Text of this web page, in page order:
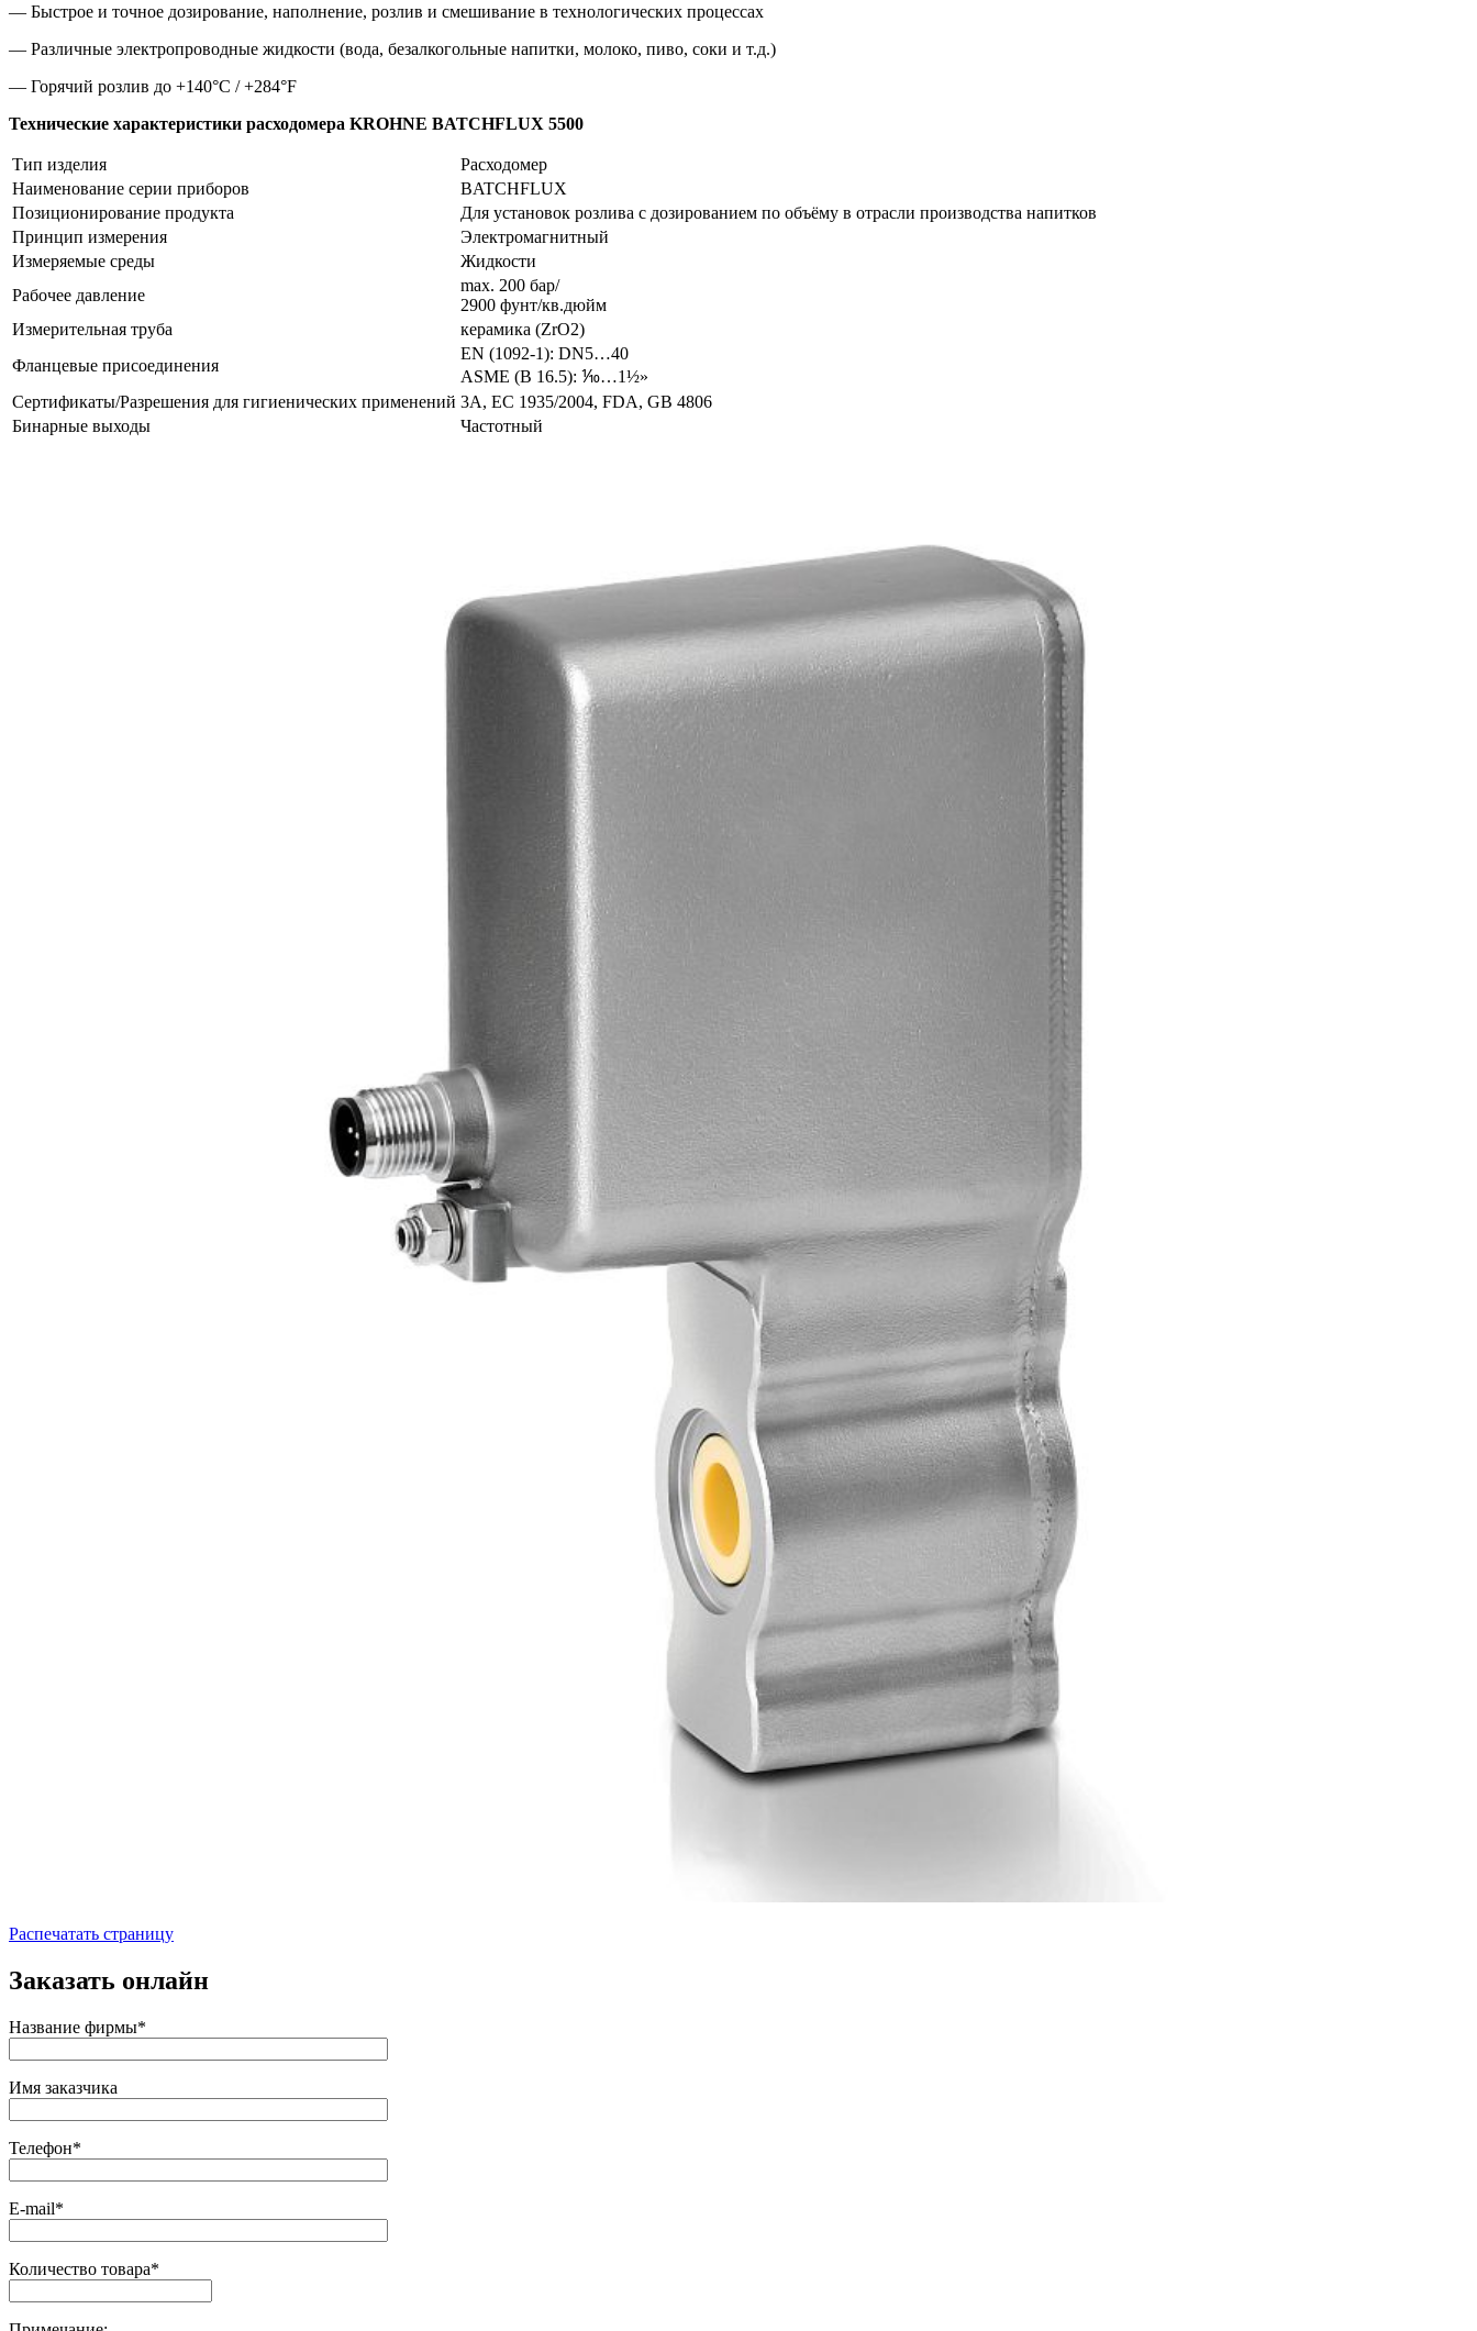
— Быстрое и точное дозирование, наполнение, розлив и смешивание в технологических процессах
— Различные электропроводные жидкости (вода, безалкогольные напитки, молоко, пиво, соки и т.д.)
— Горячий розлив до +140°C / +284°F
Технические характеристики расходомера KROHNE BATCHFLUX 5500
Тип изделия
Расходомер
Наименование серии приборов
BATCHFLUX
Позиционирование продукта
Для установок розлива с дозированием по объёму в отрасли производства напитков
Принцип измерения
Электромагнитный
Измеряемые среды
Жидкости
Рабочее давление
max. 200 бар/
2900 фунт/кв.дюйм
Измерительная труба
керамика (ZrO2)
Фланцевые присоединения
EN (1092-1): DN5…40
ASME (B 16.5): ⅒…1½»
Сертификаты/Разрешения для гигиенических применений 3A, EC 1935/2004, FDA, GB 4806
Бинарные выходы
Частотный
Распечатать страницу
Заказать онлайн
Название фирмы*
Имя заказчика
Телефон*
E-mail*
Количество товара*